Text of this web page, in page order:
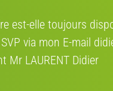
est-elle toujours
via mon E-mail
Mr LAURENT Didier